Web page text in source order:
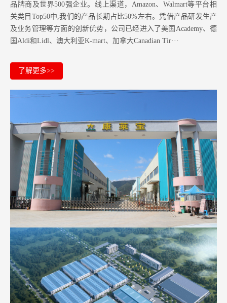
品牌商及世界500强企业。 线上渠道，Amazon、Walmart等平台相
关类目Top50中,我们的产品长期占比50%左右。凭借产品研发生产
及业务管理等方面的创新优势，公司已经进入了美国Academy、德
国Aldi和Lidl、澳大利亚K-mart、加拿大Canadian Tir···
了解更多>>